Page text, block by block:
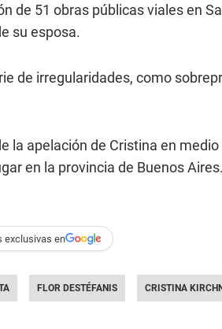
de 51 obras públicas viales en
su esposa.
de irregularidades, como
la apelación de Cristina en
en la provincia de Buenos Aires.
exclusivas en
FLOR DESTÉFANIS CRISTINA